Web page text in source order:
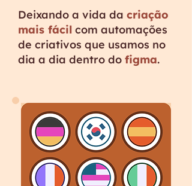
Deixando a vida da criação
mais fácil com automações
de criativos que usamos no
dia a dia dentro do figma.